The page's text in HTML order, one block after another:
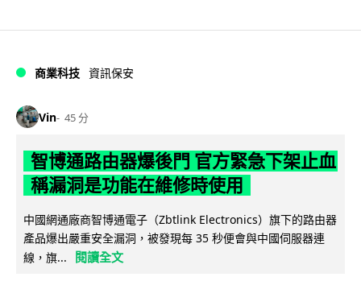
商業科技 資訊保安
Vin 45 分
智博通路由器爆後門 官方緊急下架止血
稱漏洞是功能在維修時使用
中國網通廠商智博通電子（Zbtlink Electronics）旗下的路由器
產品爆出嚴重安全漏洞，被發現每 35 秒便會與中國伺服器連
線，旗...
閱讀全文